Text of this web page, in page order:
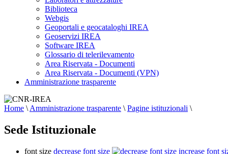
Biblioteca
Webgis
Geoportali e geocataloghi IREA
Geoservizi IREA
Software IREA
Glossario di telerilevamento
Area Riservata - Documenti
Area Riservata - Documenti (VPN)
Amministrazione trasparente
Home \ Amministrazione trasparente \ Pagine istituzionali \
Sede Istituzionale
font size decrease font size
increase font